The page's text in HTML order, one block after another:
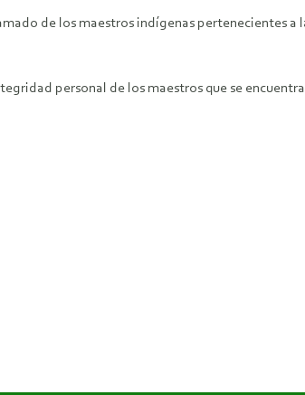
de los maestros indígenas pertenecientes
personal de los maestros que se